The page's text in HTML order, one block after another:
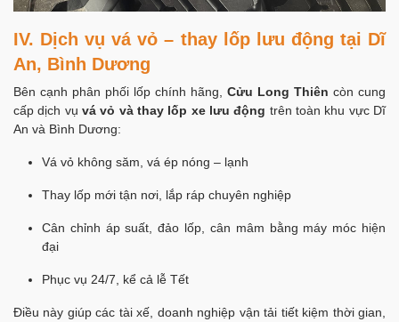
IV. Dịch vụ vá vỏ – thay lốp lưu động tại Dĩ
An, Bình Dương
Bên cạnh phân phối lốp chính hãng, Cửu Long Thiên còn cung
cấp dịch vụ vá vỏ và thay lốp xe lưu động trên toàn khu vực Dĩ
An và Bình Dương:
Vá vỏ không săm, vá ép nóng – lạnh
Thay lốp mới tận nơi, lắp ráp chuyên nghiệp
Cân chỉnh áp suất, đảo lốp, cân mâm bằng máy móc hiện
đại
Phục vụ 24/7, kể cả lễ Tết
Điều này giúp các tài xế, doanh nghiệp vận tải tiết kiệm thời gian,